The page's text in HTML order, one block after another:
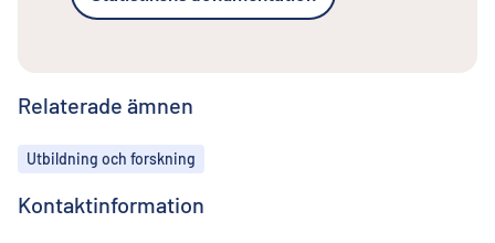
Relaterade ämnen
Ämnen
Utbildning och forskning
Kontaktinformation